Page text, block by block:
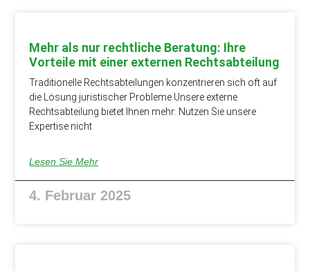
Mehr als nur rechtliche Beratung: Ihre
Vorteile mit einer externen Rechtsabteilung
Traditionelle Rechtsabteilungen konzentrieren sich oft auf
die Lösung juristischer Probleme.Unsere externe
Rechtsabteilung bietet Ihnen mehr: Nutzen Sie unsere
Expertise nicht
Lesen Sie Mehr
4. Februar 2025